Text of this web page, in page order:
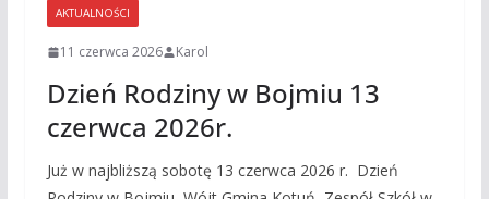
AKTUALNOŚCI
11 czerwca 2026 Karol
Dzień Rodziny w Bojmiu 13
czerwca 2026r.
Już w najbliższą sobotę 13 czerwca 2026 r. Dzień